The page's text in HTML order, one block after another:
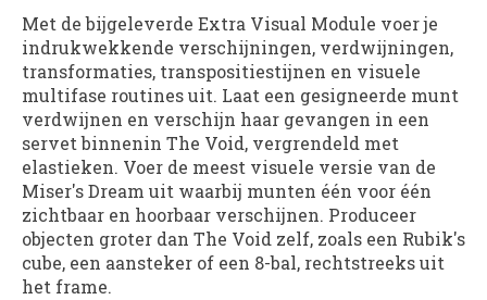
Met de bijgeleverde Extra Visual Module voer je
indrukwekkende verschijningen, verdwijningen,
transformaties, transpositiestijnen en visuele
multifase routines uit. Laat een gesigneerde munt
verdwijnen en verschijn haar gevangen in een
servet binnenin The Void, vergrendeld met
elastieken. Voer de meest visuele versie van de
Miser's Dream uit waarbij munten één voor één
zichtbaar en hoorbaar verschijnen. Produceer
objecten groter dan The Void zelf, zoals een Rubik's
cube, een aansteker of een 8-bal, rechtstreeks uit
het frame.